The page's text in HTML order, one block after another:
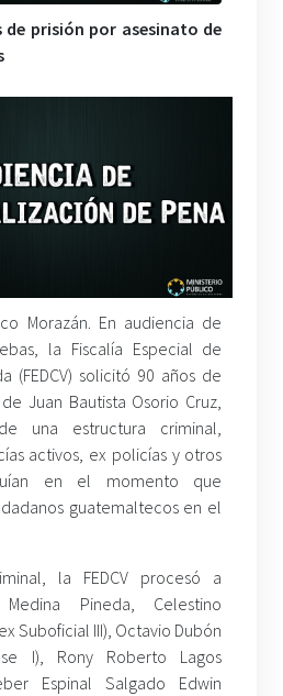
de prisión por asesinato de
Morazán. En audiencia de
la Fiscalía Especial de
(FEDCV) solicitó 90 años de
Juan Bautista Osorio Cruz,
una estructura criminal,
activos, ex policías y otros
en el momento que
guatemaltecos en el
la FEDCV procesó a
Pineda, Celestino
Suboficial III), Octavio Dubón
I), Rony Roberto Lagos
Espinal Salgado Edwin